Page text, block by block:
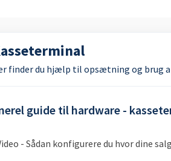
finder du hjælp til opsætning og brug
guide til hardware -
- Sådan konfigurere du hvor dine